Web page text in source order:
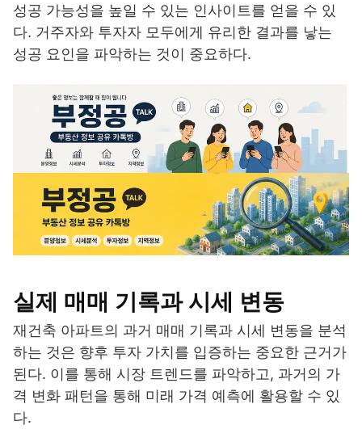
성공 가능성을 높일 수 있는 인사이트를 얻을 수 있
다. 거주자와 투자자 모두에게 유리한 결과를 낳는
성공 요인을 파악하는 것이 중요하다.
실제 매매 기록과 시세 변동
재건축 아파트의 과거 매매 기록과 시세 변동을 분석
하는 것은 향후 투자 가치를 입증하는 중요한 근거가
된다. 이를 통해 시장 트렌드를 파악하고, 과거의 가
격 변화 패턴을 통해 미래 가격 예측에 활용할 수 있
다.